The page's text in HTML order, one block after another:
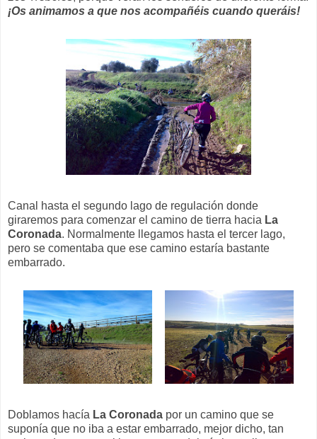
¡Os animamos a que nos acompañéis cuando queráis!
Canal hasta el segundo lago de regulación donde
giraremos para comenzar el camino de tierra hacia La
Coronada. Normalmente llegamos hasta el tercer lago,
pero se comentaba que ese camino estaría bastante
embarrado.
Doblamos hacía La Coronada por un camino que se
suponía que no iba a estar embarrado, mejor dicho, tan